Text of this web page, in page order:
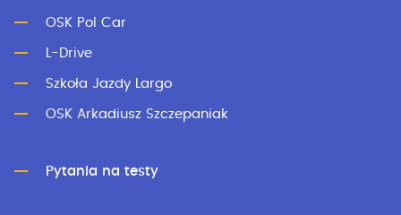
OSK Pol Car
L-Drive
Szkoła Jazdy Largo
OSK Arkadiusz Szczepaniak
Pytania na testy